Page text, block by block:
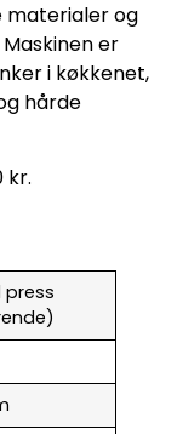
materialer og
er
i køkkenet,
hårde
kr.